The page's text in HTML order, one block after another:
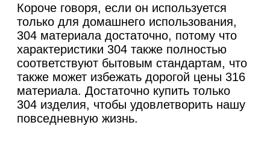
Короче говоря, если он используется
только для домашнего использования,
304 материала достаточно, потому что
характеристики 304 также полностью
соответствуют бытовым стандартам, что
также может избежать дорогой цены 316
материала. Достаточно купить только
304 изделия, чтобы удовлетворить нашу
повседневную жизнь.